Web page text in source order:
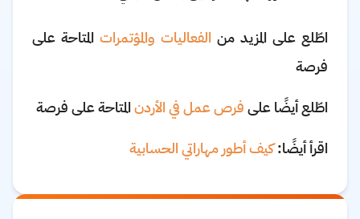
اطّلع على المزيد من الفعاليات والمؤتمرات المتاحة على
فرصة
اطّلع أيضًا علىفرص عمل في الأردنالمتاحة على فرصة
اقرأ أيضًا:كيف أطور مهاراتي الحسابية